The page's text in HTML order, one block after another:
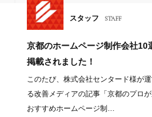
スタッフ STAFF
京都のホームページ制作会社10
掲載されました！
このたび、株式会社センタード様が
る改善メディアの記事「京都のプロ
おすすめホームページ制…